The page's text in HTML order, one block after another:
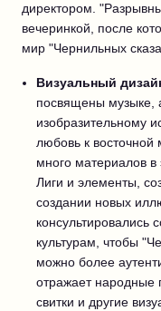
директором.
вечеринкой, после
мир "Чернильных
Визуальный
посвящены музыке,
изобразительному
любовь к
много материалов в
Лиги и элементы,
создании новых
консультировались
культурам, чтобы
можно более
отражает народные
свитки и другие